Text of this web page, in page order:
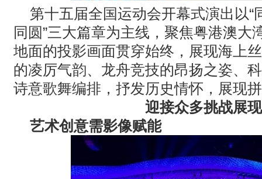
第十五届全国运动会开幕式演出以“
同圆”三大篇章为主线，聚焦粤港澳大
地面的投影画面贯穿始终，展现海上
的凌厉气韵、龙舟竞技的昂扬之姿、
诗意歌舞编排，抒发历史情怀，展现
迎接众多挑战展
艺术创意需影像赋能